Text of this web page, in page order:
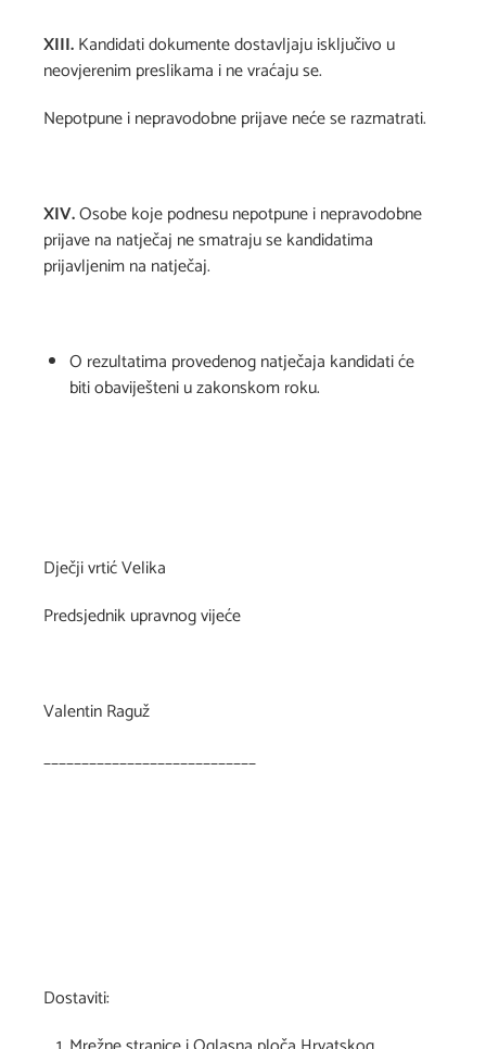
XIII.Kandidati dokumente dostavljaju isključivo u
neovjerenim preslikama i ne vraćaju se.
Nepotpune i nepravodobne prijave neće se razmatrati.
XIV.Osobe koje podnesu nepotpune i nepravodobne
prijave na natječaj ne smatraju se kandidatima
prijavljenim na natječaj.
O rezultatima provedenog natječaja kandidati će
biti obaviješteni u zakonskom roku.
Dječji vrtić Velika
Predsjednik upravnog vijeće
Valentin Raguž
____________________________
Dostaviti: